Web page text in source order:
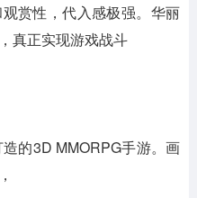
赏性，代入感极强。华丽
真正实现游戏战斗
的3D MMORPG手游。画